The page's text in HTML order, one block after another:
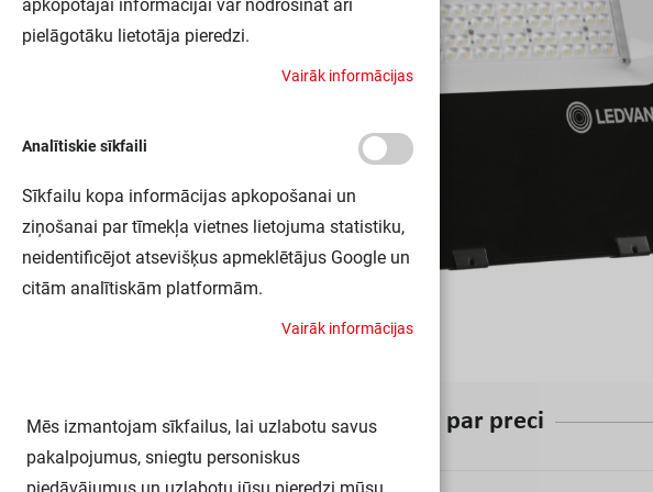
Inform par preci
apkopotajai informācijai var nodrošināt arī
pielāgotāku lietotāja pieredzi.
Vairāk informācijas
Analītiskie sīkfaili
Sīkfailu kopa informācijas apkopošanai un
ziņošanai par tīmekļa vietnes lietojuma statistiku,
neidentificējot atsevišķus apmeklētājus Google un
citām analītiskām platformām.
Vairāk informācijas
Mēs izmantojam sīkfailus, lai uzlabotu savus
pakalpojumus, sniegtu personiskus